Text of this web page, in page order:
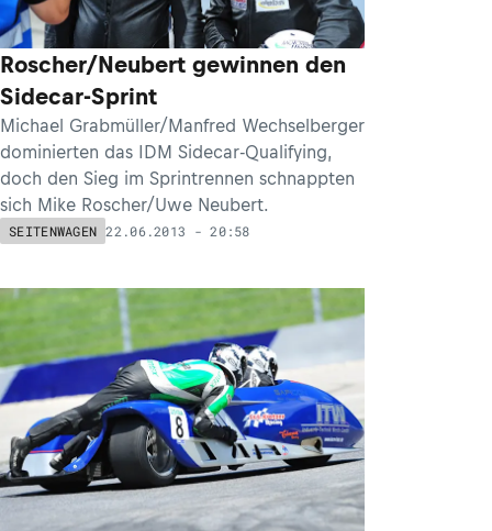
Roscher/Neubert gewinnen den
Sidecar-Sprint
Michael Grabmüller/Manfred Wechselberger
dominierten das IDM Sidecar-Qualifying,
doch den Sieg im Sprintrennen schnappten
sich Mike Roscher/Uwe Neubert.
SEITENWAGEN 22.06.2013 - 20:58